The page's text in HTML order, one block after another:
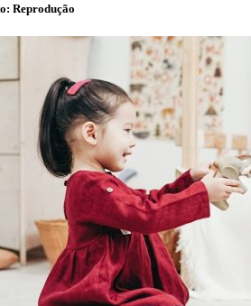
Reprodução